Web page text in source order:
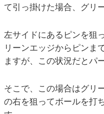
て引っ掛けた場合、グリ
左サイドにあるピンを狙
リーンエッジからピンま
ますが、この状況だとパ
そこで、この場合はグリ
の右を狙ってボールを打